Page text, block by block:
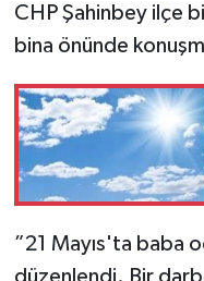
CHP Şahinbey ilçe
bina önünde
”21 Mayıs'ta baba
düzenlendi. Bir